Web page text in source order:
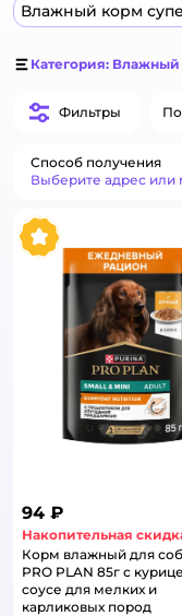
Влажный корм
Категория:
Фильтры
Способ получения
Выберите адрес или
94 ₽
Накопительная
Корм влажный для
PRO PLAN 85г с
соусе для мелких и
карликовых пород